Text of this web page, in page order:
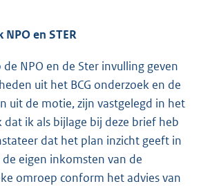
en STER
NPO en de Ster invulling geven
uit het BCG onderzoek en de
uit de motie, zijn vastgelegd in het
dat ik als bijlage bij deze brief heb
dat het plan inzicht geeft in
eigen inkomsten van de
omroep conform het advies van